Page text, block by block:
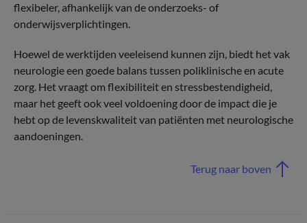
flexibeler, afhankelijk van de onderzoeks- of
onderwijsverplichtingen.
Hoewel de werktijden veeleisend kunnen zijn, biedt het vak
neurologie een goede balans tussen poliklinische en acute
zorg. Het vraagt om flexibiliteit en stressbestendigheid,
maar het geeft ook veel voldoening door de impact die je
hebt op de levenskwaliteit van patiënten met neurologische
aandoeningen.
Terug naar boven